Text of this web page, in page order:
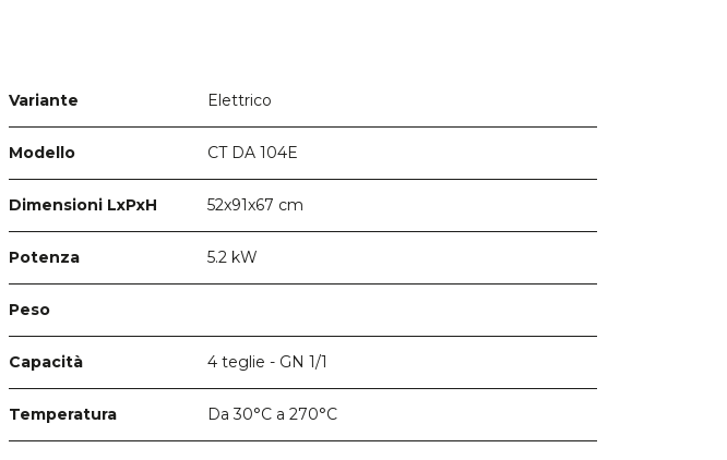
Variante Elettrico
Modello CT DA 104E
Dimensioni LxPxH 52x91x67 cm
Potenza 5.2 kW
Peso
Capacità 4 teglie - GN 1/1
Temperatura Da 30°C a 270°C